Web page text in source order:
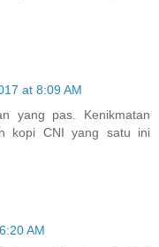
at 8:09 AM
yang pas. Kenikmatan
kopi CNI yang satu ini
AM